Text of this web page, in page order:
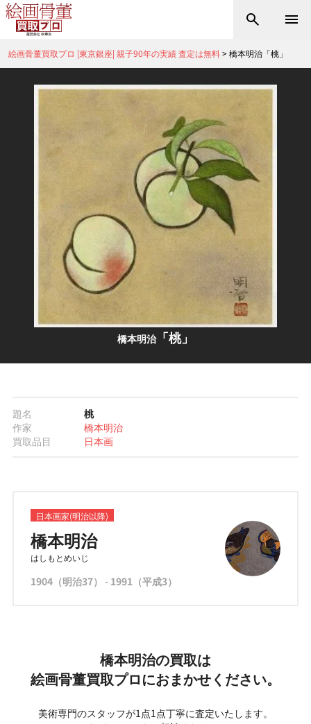
絵画骨董買取プロ |東京銀座| 親子90年の実績 査定は無料>橋本明治「桃」
橋本明治「桃」
題名
桃
作家
橋本明治
買取品目
日本画
日本画家(明治以降)
橋本明治
はしもとめいじ
1904（明治37） - 1991（平成3）
橋本明治の買取は
絵画骨董買取プロにおまかせください。
美術専門のスタッフが1点1点丁寧に査定いたします。